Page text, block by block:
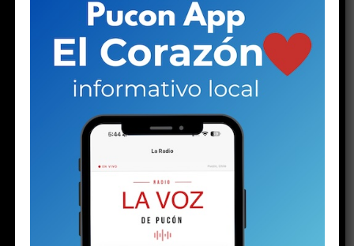
Villarrica, aún resta su publicación en el Diario
Oficial para que entre formalmente en vigencia.
desafío es enorme, ya que será el primer plan de este
tipo que se implementará en el país. Y ese desafío no es
solo económico, sino también profesional, técnico e
A nivel internacional existen experiencias exitosas
descontaminación de lagos, como las de los lagos
Biwa (Japón), Constanza (Alemania), Washington
(Estados Unidos) y Leven (Escocia). Sin embargo, en
Latinoamérica aún no existen casos consolidados.
Solo el lago Ypacaraí, en Paraguay, cuenta con un plan